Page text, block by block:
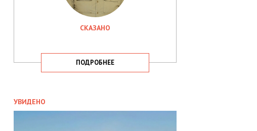
СКАЗАНО
ПОДРОБНЕЕ
УВИДЕНО
ЗАТРИМАЛА